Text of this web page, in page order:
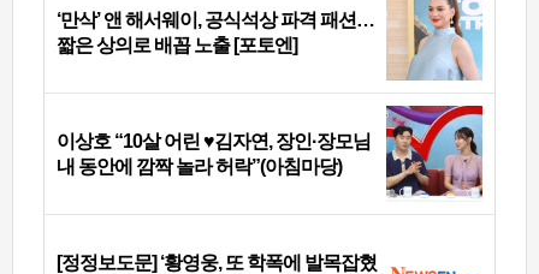
‘만삭’ 앤 해서웨이, 공식석상 파격 패션…
짧은 상의로 배꼽 노출 [포토엔]
이상호 “10살 어린 ♥김자연, 장인·장모님
내 동안에 깜짝 놀라 허락”(아침마당)
[정정보도문] ‘황영웅, 또 학폭에 발목잡혔